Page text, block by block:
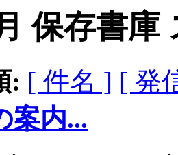
保存書庫
: [ 件名 ] [ 発
案内...